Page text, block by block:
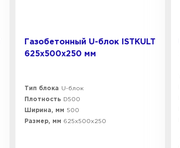
Газобетонный U-блок ISTKULT
625х500х250 мм
Тип блока
U-блок
Плотность
D500
Ширина, мм 500
Размер, мм 625х500х250